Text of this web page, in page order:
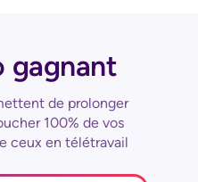
gagnant
de prolonger
100% de vos
ceux en télétravail